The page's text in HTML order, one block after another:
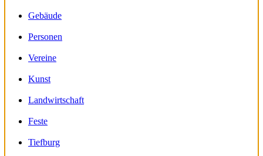
Gebäude
Personen
Vereine
Kunst
Landwirtschaft
Feste
Tiefburg